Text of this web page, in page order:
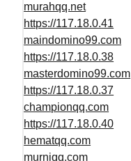
murahqq.net
https://117.18.0.41
maindomino99.com
https://117.18.0.38
masterdomino99.com
https://117.18.0.37
championqq.com
https://117.18.0.40
hematqq.com
murniqq.com